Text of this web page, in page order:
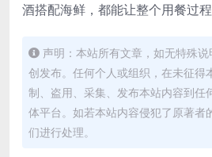
酒搭配海鲜，都能让整个用餐过程
声明：本站所有文章，如无特殊
创发布。任何个人或组织，在未征得
制、盗用、采集、发布本站内容到任
体平台。如若本站内容侵犯了原著者
们进行处理。